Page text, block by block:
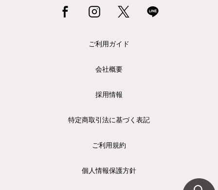
ご利用ガイド
会社概要
採用情報
特定商取引法に基づく表記
ご利用規約
個人情報保護方針